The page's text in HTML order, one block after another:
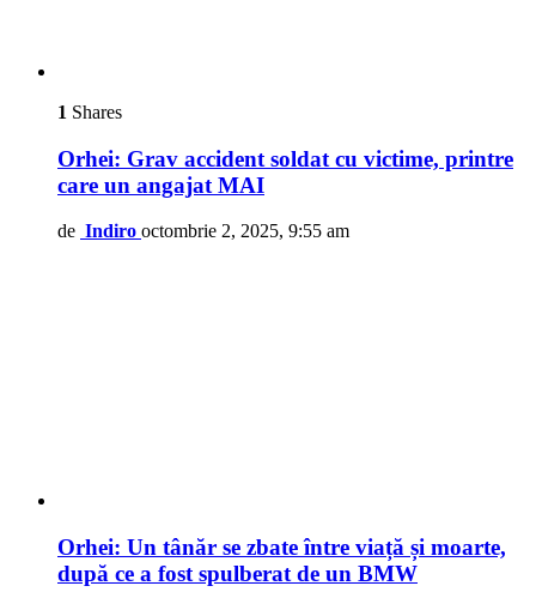
1 Shares
Orhei: Grav accident soldat cu victime, printre
care un angajat MAI
de Indiro octombrie 2, 2025, 9:55 am
Orhei: Un tânăr se zbate între viață și moarte,
după ce a fost spulberat de un BMW